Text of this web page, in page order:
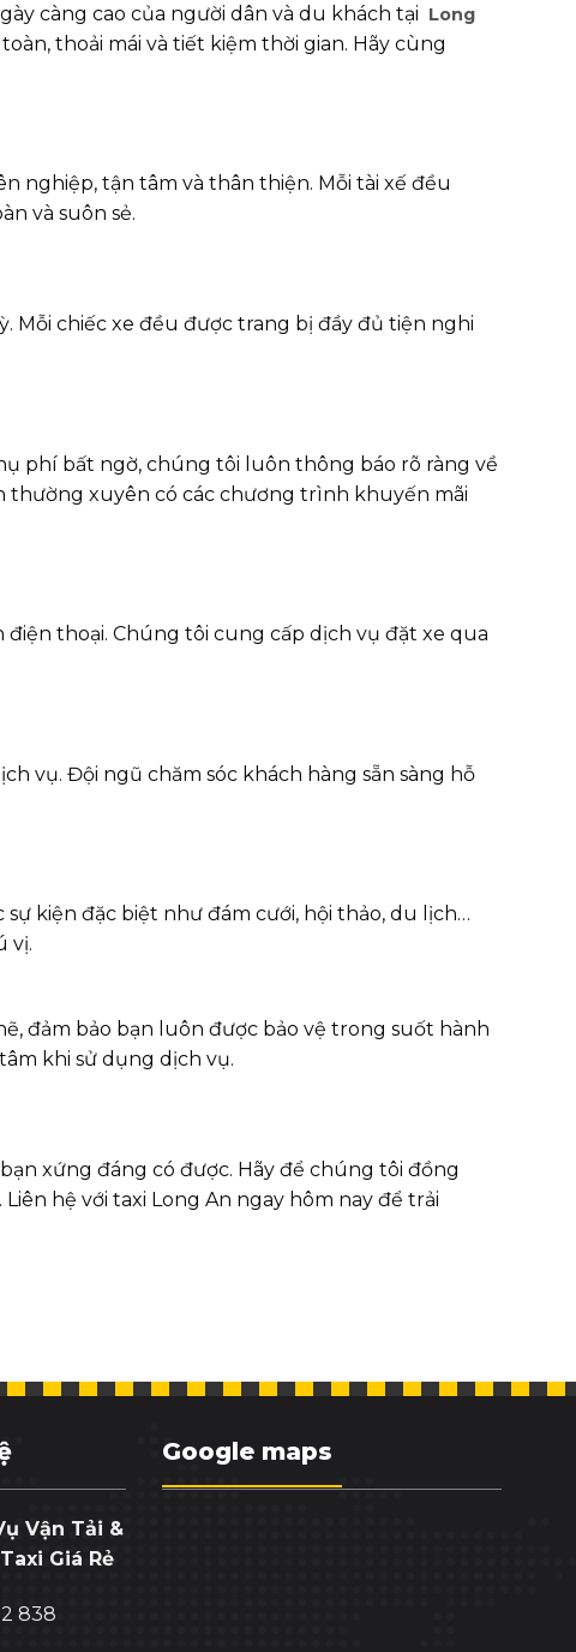
càng cao của người dân và du khách tại Long
thoải mái và tiết kiệm thời gian. Hãy cùng
nghiệp, tận tâm và thân thiện. Mỗi tài xế đều
và suôn sẻ.
Mỗi chiếc xe đều được trang bị đầy đủ tiện nghi
phí bất ngờ, chúng tôi luôn thông báo rõ ràng về
thường xuyên có các chương trình khuyến mãi
thoại. Chúng tôi cung cấp dịch vụ đặt xe qua
vụ. Đội ngũ chăm sóc khách hàng sẵn sàng hỗ
kiện đặc biệt như đám cưới, hội thảo, du lịch…
vị.
đảm bảo bạn luôn được bảo vệ trong suốt hành
khi sử dụng dịch vụ.
xứng đáng có được. Hãy để chúng tôi đồng
hệ với taxi Long An ngay hôm nay để trải
Vận Tải &
Giá Rẻ
838
Google maps